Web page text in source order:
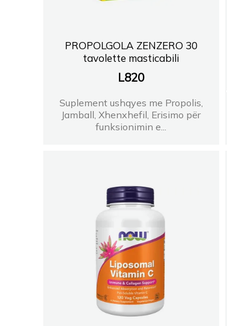
PROPOLGOLA ZENZERO 30
tavolette masticabili
L820
Suplement ushqyes me Propolis,
Jamball, Xhenxhefil, Erisimo për
funksionimin e...